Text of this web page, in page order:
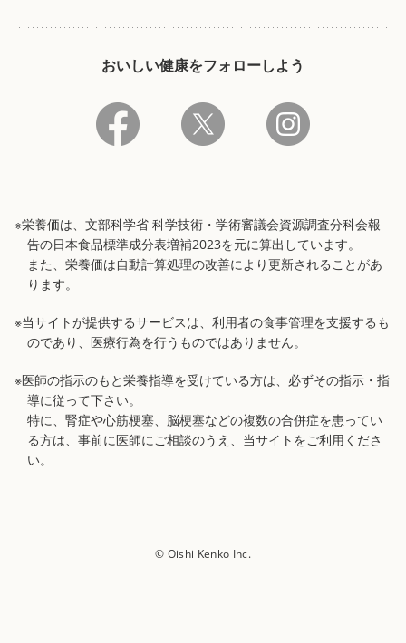
おいしい健康をフォローしよう
※栄養価は、文部科学省 科学技術・学術審議会資源調査分科会報
告の日本食品標準成分表増補2023を元に算出しています。
また、栄養価は自動計算処理の改善により更新されることがあ
ります。
※当サイトが提供するサービスは、利用者の食事管理を支援するも
のであり、医療行為を行うものではありません。
※医師の指示のもと栄養指導を受けている方は、必ずその指示・指
導に従って下さい。
特に、腎症や心筋梗塞、脳梗塞などの複数の合併症を患ってい
る方は、事前に医師にご相談のうえ、当サイトをご利用くださ
い。
© Oishi Kenko Inc.